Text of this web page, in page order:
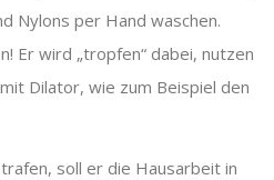
Nylons per Hand waschen.
Er wird „tropfen“ dabei, nutzen
Dilator, wie zum Beispiel den
soll er die Hausarbeit in